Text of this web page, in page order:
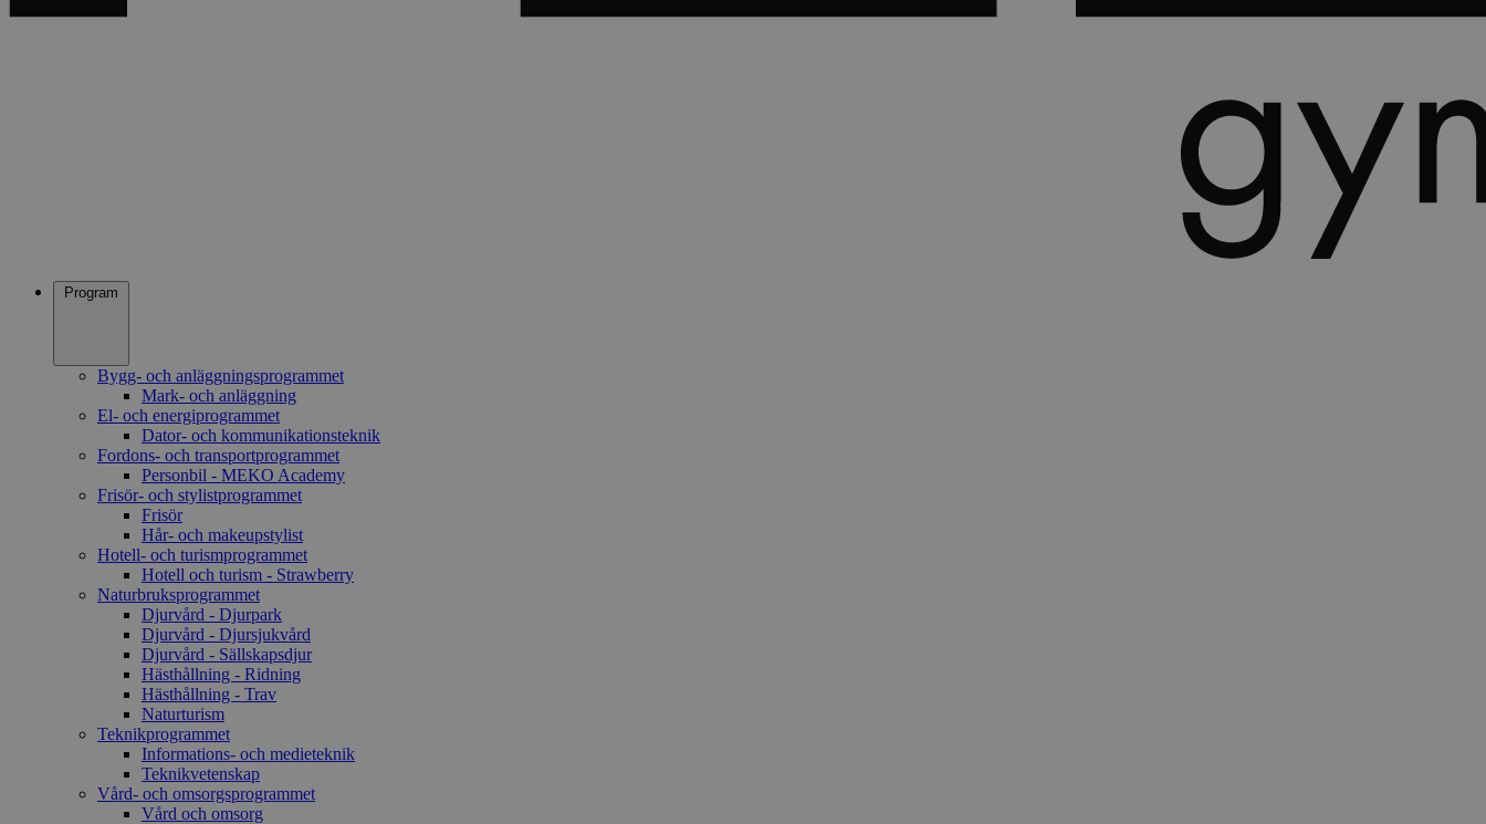
Program
Bygg- och anläggningsprogrammet
Mark- och anläggning
El- och energiprogrammet
Dator- och kommunikationsteknik
Fordons- och transportprogrammet
Personbil - MEKO Academy
Frisör- och stylistprogrammet
Frisör
Hår- och makeupstylist
Hotell- och turismprogrammet
Hotell och turism - Strawberry
Naturbruksprogrammet
Djurvård - Djurpark
Djurvård - Djursjukvård
Djurvård - Sällskapsdjur
Hästhållning - Ridning
Hästhållning - Trav
Naturturism
Teknikprogrammet
Informations- och medieteknik
Teknikvetenskap
Vård- och omsorgsprogrammet
Vård och omsorg